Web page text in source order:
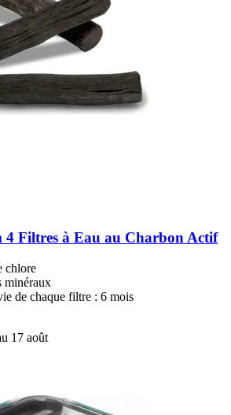
4 Filtres à Eau au Charbon Actif
chlore
minéraux
de chaque filtre : 6 mois
17 août